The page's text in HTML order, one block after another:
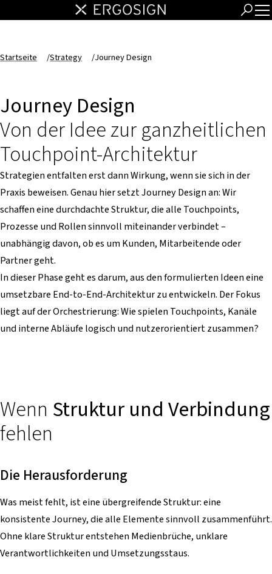
Startseite /Strategy /Journey Design
Journey Design
Von der Idee zur ganzheitlichen
Touchpoint-Architektur
Strategien entfalten erst dann Wirkung, wenn sie sich in der
Praxis beweisen. Genau hier setzt Journey Design an: Wir
schaffen eine durchdachte Struktur, die alle Touchpoints,
Prozesse und Rollen sinnvoll miteinander verbindet –
unabhängig davon, ob es um Kunden, Mitarbeitende oder
Partner geht.
In dieser Phase geht es darum, aus den formulierten Ideen eine
umsetzbare End-to-End-Architektur zu entwickeln. Der Fokus
liegt auf der Orchestrierung: Wie spielen Touchpoints, Kanäle
und interne Abläufe logisch und nutzerorientiert zusammen?
Wenn Struktur und Verbindung
fehlen
Die Herausforderung
Was meist fehlt, ist eine übergreifende Struktur: eine
konsistente Journey, die alle Elemente sinnvoll zusammenführt.
Ohne klare Struktur entstehen Medienbrüche, unklare
Verantwortlichkeiten und Umsetzungsstaus.